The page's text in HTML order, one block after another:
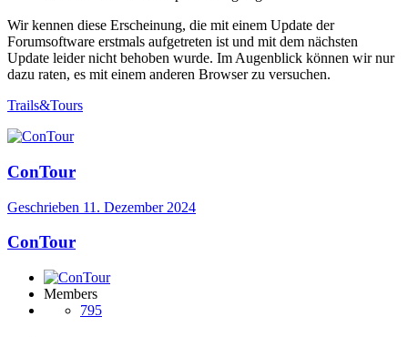
Wir kennen diese Erscheinung, die mit einem Update der
Forumsoftware erstmals aufgetreten ist und mit dem nächsten
Update leider nicht behoben wurde. Im Augenblick können wir nur
dazu raten, es mit einem anderen Browser zu versuchen.
Trails&Tours
ConTour
Geschrieben 11. Dezember 2024
ConTour
Members
795